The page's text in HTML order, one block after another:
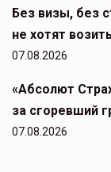
Без визы, без
не хотят
07.08.2026
«Абсолют
за сгоревший
07.08.2026